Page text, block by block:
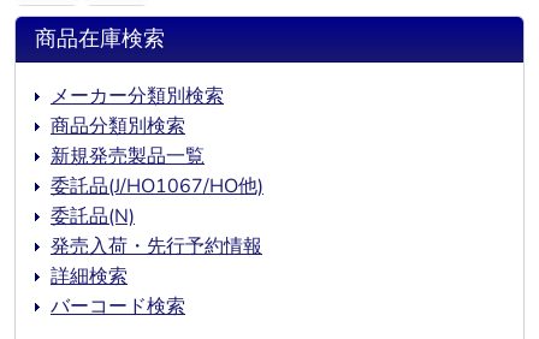
商品在庫検索
メーカー分類別検索
商品分類別検索
新規発売製品一覧
委託品(J/HO1067/HO他)
委託品(N)
発売入荷・先行予約情報
詳細検索
バーコード検索